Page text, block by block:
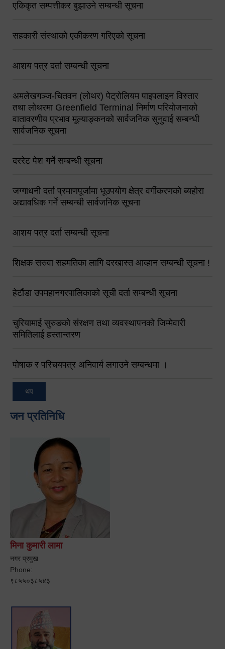
एकिकृत सम्पत्तीकर बुझाउने सम्बन्धी सूचना
सहकारी संस्थाको एकीकरण गरिएको सूचना
आशय पत्र दर्ता सम्बन्धी सूचना
अमलेखगञ्ज-चितवन (लोथर) पेट्रोलियम पाइपलाइन विस्तार
तथा लोथरमा Greenfield Terminal निर्माण परियोजनाको
वातावरणीय प्रभाव मूल्याङ्कनको सार्वजनिक सुनुवाई सम्बन्धी
सार्वजनिक सूचना
दररेट पेश गर्ने सम्बन्धी सूचना
जग्गाधनी दर्ता प्रमाणपूर्जामा भूउपयोग क्षेत्र वर्गीकरणको ब्यहोरा
अद्यावधिक गर्ने सम्बन्धी सार्वजनिक सूचना
आशय पत्र दर्ता सम्बन्धी सूचना
शिक्षक सरुवा सहमतिका लागि दरखास्त आव्हान सम्बन्धी सूचना !
हेटौंडा उपमहानगरपालिकाको सूची दर्ता सम्बन्धी सूचना
चुरियामाई सुरुङको संरक्षण तथा व्यवस्थापनको जिम्मेवारी
समितिलाई हस्तान्तरण
पोषाक र परिचयपत्र अनिवार्य लगाउने सम्बन्धमा ।
थप
जन प्रतिनिधि
मिना कुमारी लामा
नगर प्रमुख
Phone:
९८५५०३८५४३